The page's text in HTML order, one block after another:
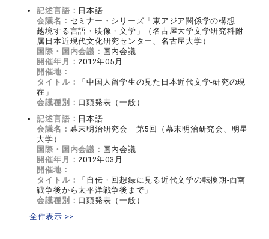
記述言語： 日本語
会議名： セミナー・シリーズ「東アジア関係学の構想
越境する言語・映像・文学」（名古屋大学文学研究科附
属日本近現代文化研究センター、名古屋大学）
国際・国内会議： 国内会議
開催年月：2012年05月
開催地：
タイトル：
「中国人留学生の見た日本近代文学‐研究の現
在」
会議種別： 口頭発表（一般）
記述言語： 日本語
会議名： 幕末明治研究会 第5回（幕末明治研究会、明星
大学）
国際・国内会議： 国内会議
開催年月：2012年03月
開催地：
タイトル：
「自伝・回想録に見る近代文学の転換期‐西南
戦争後から太平洋戦争後まで」
会議種別： 口頭発表（一般）
全件表示 >>